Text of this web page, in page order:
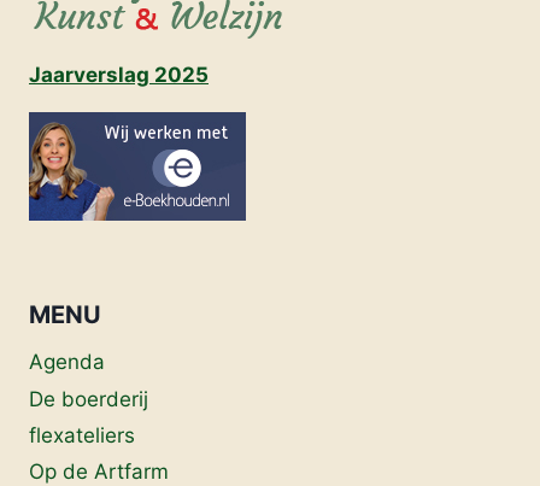
Jaarverslag 2025
MENU
Agenda
De boerderij
flexateliers
Op de Artfarm